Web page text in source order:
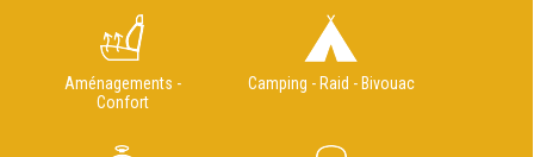
Aménagements -
Confort
Camping - Raid - Bivouac